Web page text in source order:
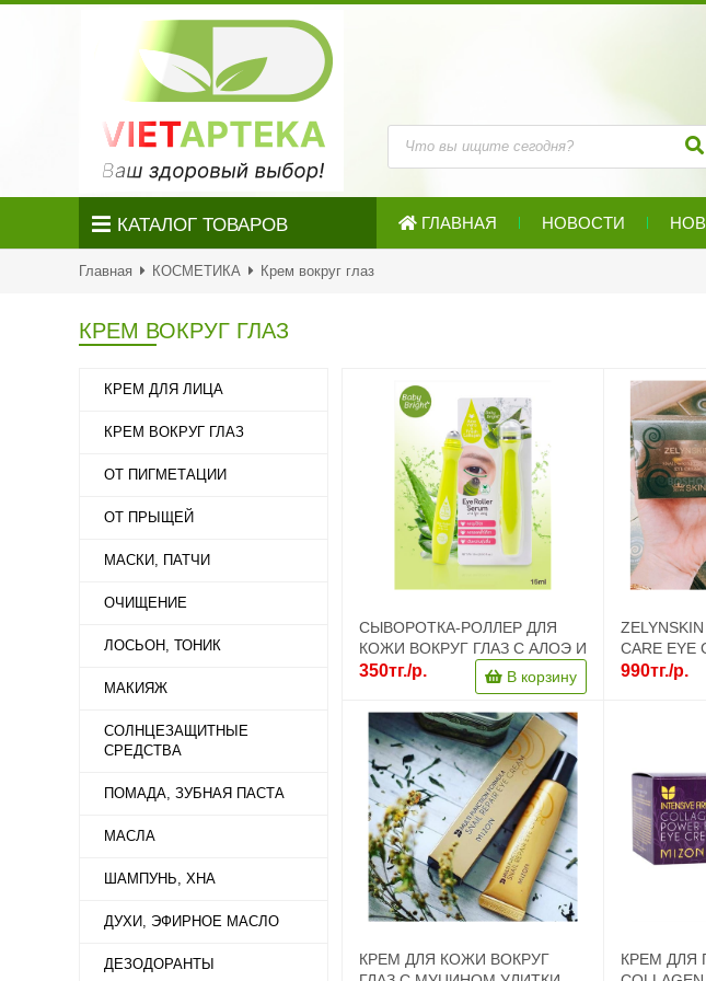
КАТАЛОГ ТОВАРОВ ГЛАВНАЯ НОВОСТИ
Главная КОСМЕТИКА Крем вокруг глаз
КРЕМ ВОКРУГ ГЛАЗ
КРЕМ ДЛЯ ЛИЦА
КРЕМ ВОКРУГ ГЛАЗ
ОТ ПИГМЕТАЦИИ
ОТ ПРЫЩЕЙ
МАСКИ, ПАТЧИ
ОЧИЩЕНИЕ
ЛОСЬОН, ТОНИК
МАКИЯЖ
СОЛНЦЕЗАЩИТНЫЕ
СРЕДСТВА
ПОМАДА, ЗУБНАЯ ПАСТА
МАСЛА
ШАМПУНЬ, ХНА
ДУХИ, ЭФИРНОЕ МАСЛО
ДЕЗОДОРАНТЫ
СЫВОРОТКА-РОЛЛЕР ДЛЯ
КОЖИ ВОКРУГ ГЛАЗ С АЛОЭ И
КОЛЛАГЕНОМ BABY BRIGHT
350тг./р. В корзину
CARE
КОЖИ
990тг./р.
КРЕМ ДЛЯ КОЖИ ВОКРУГ
КРЕМ ДЛЯ